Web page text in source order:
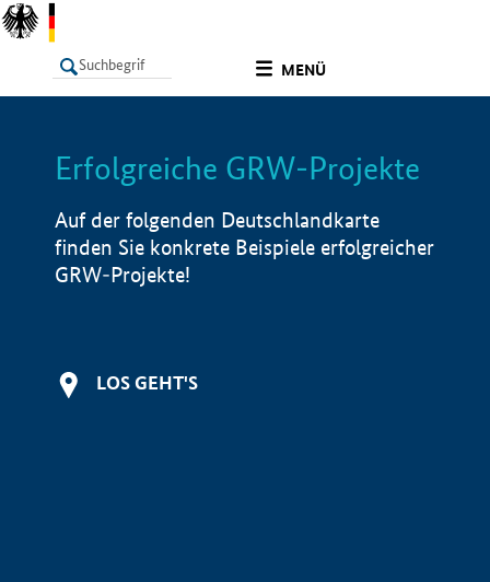
MENÜ
LISTE Info
Erfolgreiche GRW-Projekte
Auf der folgenden Deutschlandkarte
finden Sie konkrete Beispiele erfolgreicher
GRW-Projekte!
LOS GEHT'S